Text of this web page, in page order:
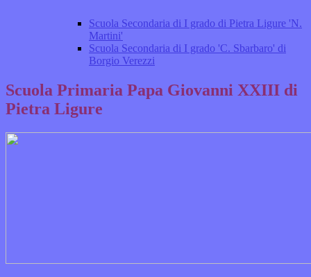
Scuola Secondaria di I grado di Pietra Ligure 'N.
Martini'
Scuola Secondaria di I grado 'C. Sbarbaro' di
Borgio Verezzi
Scuola Primaria Papa Giovanni XXIII di
Pietra Ligure